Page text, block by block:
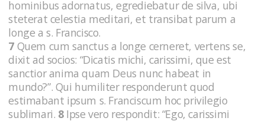
hominibus adornatus, egrediebatur de silva, ubi
steterat celestia meditari, et transibat parum a
longe a s. Francisco.
7 Quem cum sanctus a longe cerneret, vertens se,
dixit ad socios: “Dicatis michi, carissimi, que est
sanctior anima quam Deus nunc habeat in
mundo?”. Qui humiliter responderunt quod
estimabant ipsum s. Franciscum hoc privilegio
sublimari. 8 Ipse vero respondit: “Ego, carissimi